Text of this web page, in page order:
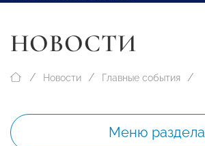
НОВОСТИ
Новости Главные события
Меню раздела